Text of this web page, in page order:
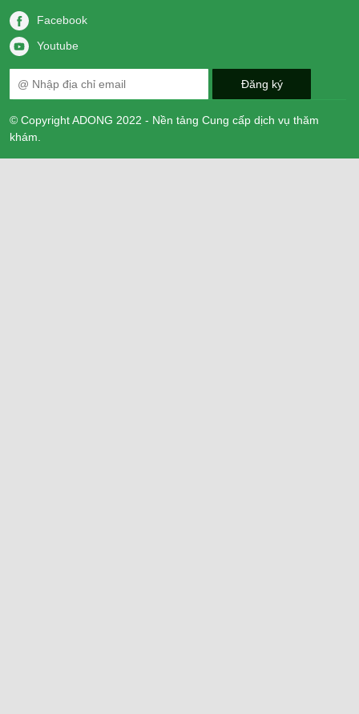
Facebook
Youtube
© Copyright ADONG 2022 - Nền tảng Cung cấp dịch vụ thăm
khám.